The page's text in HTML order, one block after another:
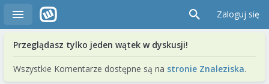
Zaloguj się
Przeglądasz tylko jeden wątek w dyskusji!
Wszystkie Komentarze dostępne są na stronie Znaleziska.